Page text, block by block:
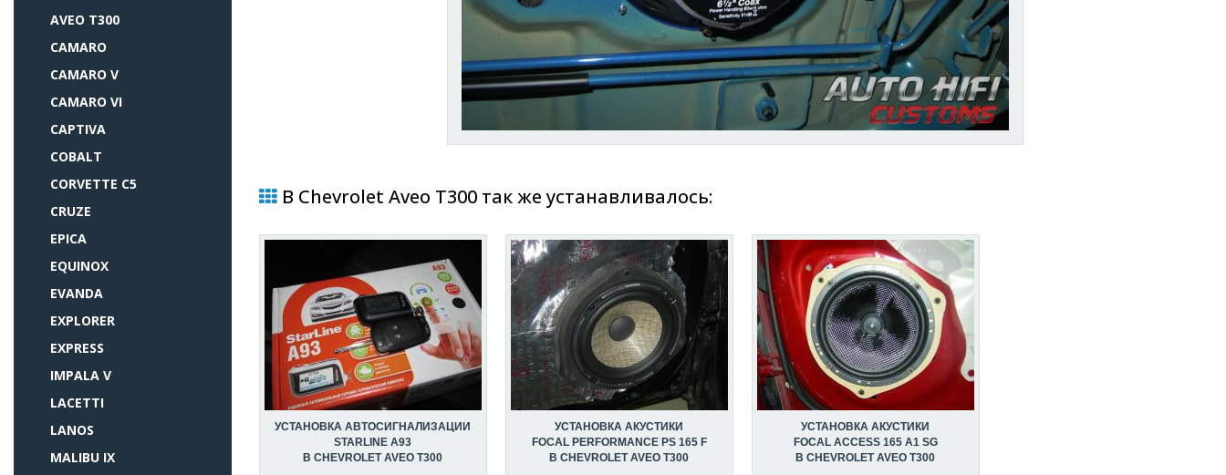
AVEO T300
CAMARO
CAMARO V
CAMARO VI
CAPTIVA
COBALT
CORVETTE C5
CRUZE
EPICA
EQUINOX
EVANDA
EXPLORER
EXPRESS
IMPALA V
LACETTI
LANOS
MALIBU IX
В Chevrolet Aveo T300 так же устанавливалось:
УСТАНОВКА АВТОСИГНАЛИЗАЦИИ
STARLINE A93
В CHEVROLET AVEO T300
УСТАНОВКА АКУСТИКИ
FOCAL PERFORMANCE PS 165 F
В CHEVROLET AVEO T300
УСТАНОВКА АКУСТИКИ
FOCAL ACCESS 165 A1 SG
В CHEVROLET AVEO T300